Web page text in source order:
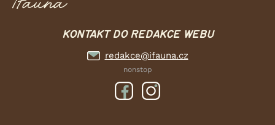
KONTAKT DO REDAKCE WEBU
redakce@ifauna.cz
nonstop